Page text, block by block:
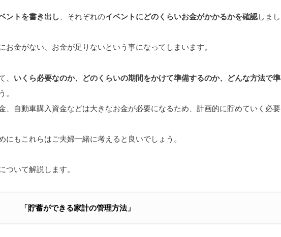
ントを書き出し、それぞれのイベントにどのくらいお金がかかるかを確認しまし
金がない、お金が足りないという事になってしまいます。
いくら必要なのか、どのくらいの期間をかけて準備するのか、どんな方法で準
、自動車購入資金などは大きなお金が必要になるため、計画的に貯めていく必要
もこれらはご夫婦一緒に考えると良いでしょう。
ついて解説します。
「貯蓄ができる家計の管理方法」